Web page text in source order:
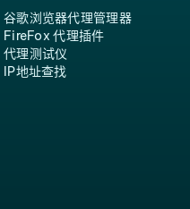
谷歌浏览器代理管理器
FireFox 代理插件
代理测试仪
IP地址查找